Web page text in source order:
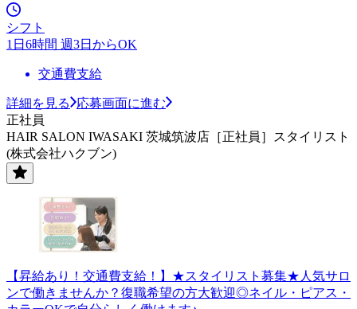
シフト
1日6時間 週3日からOK
交通費支給
詳細を見る
応募画面に進む
正社員
HAIR SALON IWASAKI 茨城筑波店［正社員］スタイリスト
(株式会社ハクブン)
【昇給あり！交通費支給！】★スタイリスト募集★人気サロ
ンで働きませんか？復職希望の方大歓迎◎ネイル・ピアス・